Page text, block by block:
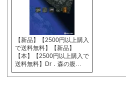
【新品】【2500円以上購入
で送料無料】【新品】
【本】【2500円以上購入で
送料無料】Dr．森の腹…